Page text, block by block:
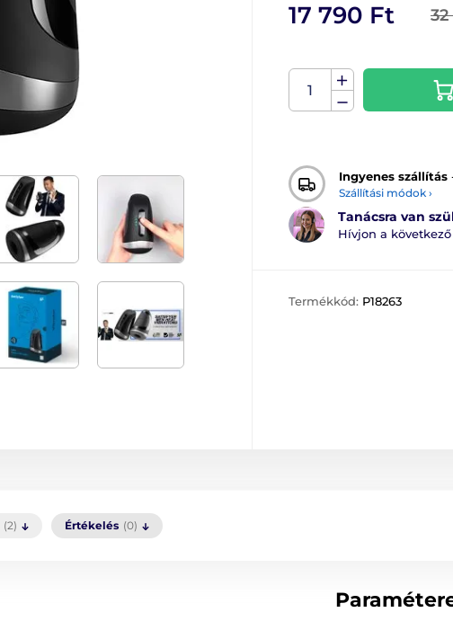
17 790 Ft
Ingyenes szállítás
Szállítási módok ›
Tanácsra van
Hívjon a
Termékkód: P18263
(2) Értékelés (0)